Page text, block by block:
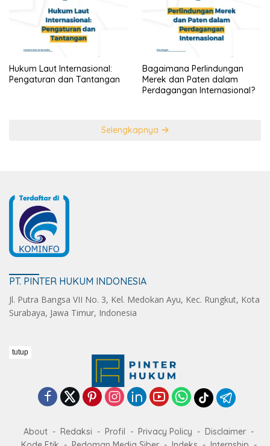
Hukum Laut Internasional:
Pengaturan dan Tantangan
Bagaimana Perlindungan
Merek dan Paten dalam
Perdagangan Internasional?
Selengkapnya
PT. PINTER HUKUM INDONESIA
Jl. Putra Bangsa VII No. 3, Kel. Medokan Ayu, Kec. Rungkut, Kota
Surabaya, Jawa Timur, Indonesia
About Redaksi Profil Privacy Policy
Disclaimer
tutup